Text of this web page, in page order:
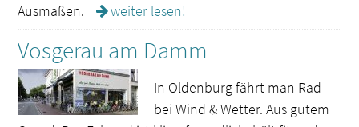
Ausmaßen.
weiter lesen!
Vosgerau am Damm
In Oldenburg fährt man Rad –
bei Wind & Wetter. Aus gutem